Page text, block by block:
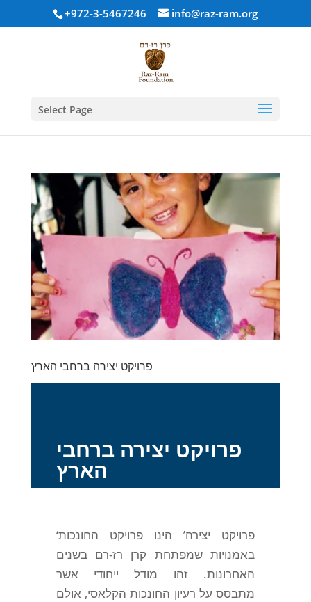
+972-3-5467246 info@raz-ram.org
Select Page
פרויקט יצירה ברחבי הארץ
פרויקט יצירה ברחבי
הארץ
‘פרויקט יצירה’ הינו פרויקט החונכות
באמנויות שמפתחת קרן רז-רם בשנים
האחרונות. זהו מודל ייחודי אשר
מתבסס על רעיון החונכות הקלאסי, אולם